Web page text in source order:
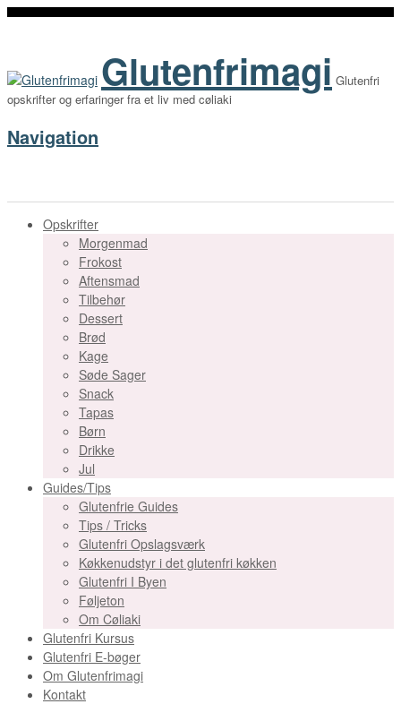
Glutenfrimagi Glutenfri
opskrifter og erfaringer fra et liv med cøliaki
Navigation
Opskrifter
Morgenmad
Frokost
Aftensmad
Tilbehør
Dessert
Brød
Kage
Søde Sager
Snack
Tapas
Børn
Drikke
Jul
Guides/Tips
Glutenfrie Guides
Tips / Tricks
Glutenfri Opslagsværk
Køkkenudstyr i det glutenfri køkken
Glutenfri I Byen
Føljeton
Om Cøliaki
Glutenfri Kursus
Glutenfri E-bøger
Om Glutenfrimagi
Kontakt